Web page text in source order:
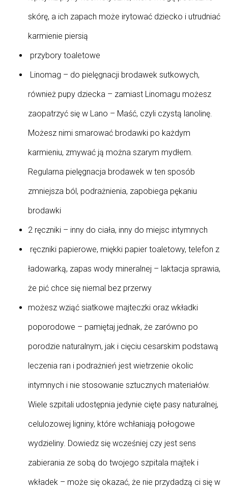
skórę, a ich zapach może irytować dziecko i utrudniać
karmienie piersią
przybory toaletowe
Linomag – do pielęgnacji brodawek sutkowych,
również pupy dziecka – zamiast Linomagu możesz
zaopatrzyć się w Lano – Maść, czyli czystą lanolinę.
Możesz nimi smarować brodawki po każdym
karmieniu, zmywać ją można szarym mydłem.
Regularna pielęgnacja brodawek w ten sposób
zmniejsza ból, podrażnienia, zapobiega pękaniu
brodawki
2 ręczniki – inny do ciała, inny do miejsc intymnych
ręczniki papierowe, miękki papier toaletowy, telefon z
ładowarką, zapas wody mineralnej – laktacja sprawia,
że pić chce się niemal bez przerwy
możesz wziąć siatkowe majteczki oraz wkładki
poporodowe – pamiętaj jednak, że zarówno po
porodzie naturalnym, jak i cięciu cesarskim podstawą
leczenia ran i podrażnień jest wietrzenie okolic
intymnych i nie stosowanie sztucznych materiałów.
Wiele szpitali udostępnia jedynie cięte pasy naturalnej,
celulozowej ligniny, które wchłaniają połogowe
wydzieliny. Dowiedz się wcześniej czy jest sens
zabierania ze sobą do twojego szpitala majtek i
wkładek – może się okazać, że nie przydadzą ci się w